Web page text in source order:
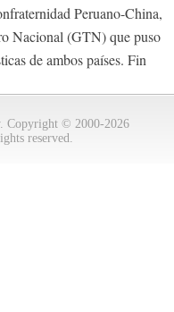
Peruano-China,
Nacional (GTN) que puso
de ambos países. Fin
Copyright © 2000-2026
reserved.